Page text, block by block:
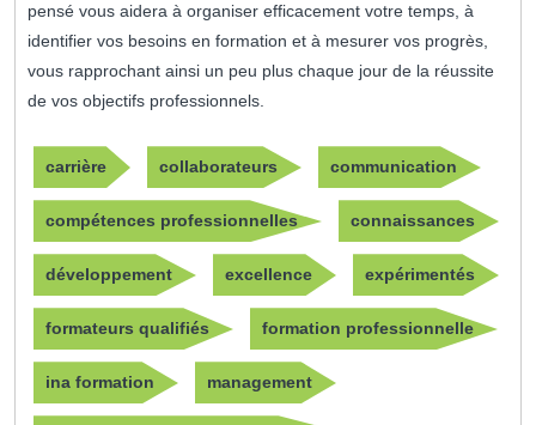
pensé vous aidera à organiser efficacement votre temps, à
identifier vos besoins en formation et à mesurer vos progrès,
vous rapprochant ainsi un peu plus chaque jour de la réussite
de vos objectifs professionnels.
carrière collaborateurs communication
compétences professionnelles connaissances
développement excellence expérimentés
formateurs qualifiés formation professionnelle
ina formation management